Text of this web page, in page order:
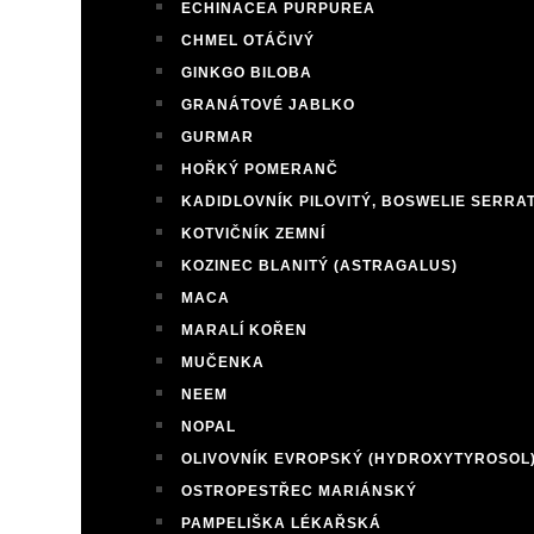
ECHINACEA PURPUREA
CHMEL OTÁČIVÝ
GINKGO BILOBA
GRANÁTOVÉ JABLKO
GURMAR
HOŘKÝ POMERANČ
KADIDLOVNÍK PILOVITÝ, BOSWELIE
KOTVIČNÍK ZEMNÍ
KOZINEC BLANITÝ (ASTRAGALUS)
MACA
MARALÍ KOŘEN
MUČENKA
NEEM
NOPAL
OLIVOVNÍK EVROPSKÝ
OSTROPESTŘEC MARIÁNSKÝ
PAMPELIŠKA LÉKAŘSKÁ